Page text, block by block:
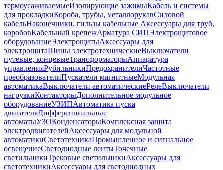
термоусаживаемыеИзолирующие зажимыКабель и системы
для прокладкиКороба, трубы, металлорукавСиловой
кабельНаконечники, гильзы кабельные Аксессуары для труб,
коробовКабельный крепежАрматура СИПЭлектрощитовое
оборудованиеЭлектрощитыАксессуары для
электрощитаШины электротехническиеВыключатели
путевые, концевыеТрансформаторыАппаратура
управленияРубильникиПредохранителиЧастотные
преобразователиПускатели магнитныеМодульная
автоматикаВыключатели автоматическиеРелеВыключатели
нагрузкиКонтакторыДополнительное модульное
оборудованиеУЗИПАвтоматика пуска
двигателяДифференциальные
автоматыУЗОКонденсаторыКомплексная защита
электродвигателейАксессуары для модульной
автоматикиСветотехникаПромышленное и сигнальное
освещениеСветодиодные лентыТочечные
светильникиТрековые светильникиАксессуары для
светотехникиАксессуары для светодиодных